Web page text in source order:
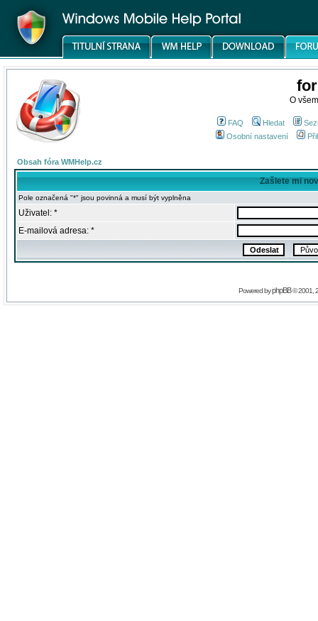
O
FAQ Hledat
Osobní nastavení
Obsah fóra WMHelp.cz
Zašlete mi
Pole označená "*" jsou povinná a musí být vyplněna
Uživatel: *
E-mailová adresa: *
Powered byphpBB© 2001,